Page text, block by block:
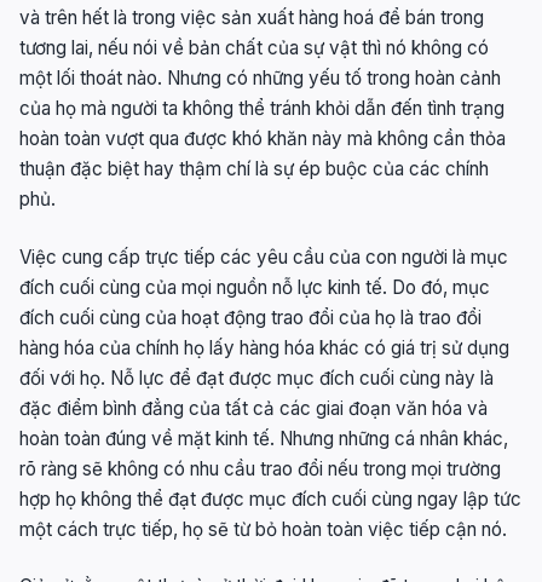
và trên hết là trong việc sản xuất hàng hoá để bán trong
tương lai, nếu nói về bản chất của sự vật thì nó không có
một lối thoát nào. Nhưng có những yếu tố trong hoàn cảnh
của họ mà người ta không thể tránh khỏi dẫn đến tình trạng
hoàn toàn vượt qua được khó khăn này mà không cần thỏa
thuận đặc biệt hay thậm chí là sự ép buộc của các chính
phủ.
Việc cung cấp trực tiếp các yêu cầu của con người là mục
đích cuối cùng của mọi nguồn nỗ lực kinh tế. Do đó, mục
đích cuối cùng của hoạt động trao đổi của họ là trao đổi
hàng hóa của chính họ lấy hàng hóa khác có giá trị sử dụng
đối với họ. Nỗ lực để đạt được mục đích cuối cùng này là
đặc điểm bình đẳng của tất cả các giai đoạn văn hóa và
hoàn toàn đúng về mặt kinh tế. Nhưng những cá nhân khác,
rõ ràng sẽ không có nhu cầu trao đổi nếu trong mọi trường
hợp họ không thể đạt được mục đích cuối cùng ngay lập tức
một cách trực tiếp, họ sẽ từ bỏ hoàn toàn việc tiếp cận nó.